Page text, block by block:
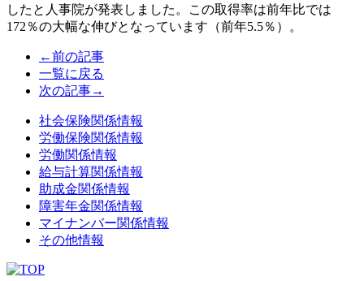
したと人事院が発表しました。この取得率は前年比では
172 ％の大幅な伸びとなっています（前年5.5％）。
←前の記事
一覧に戻る
次の記事→
社会保険関係情報
労働保険関係情報
労働関係情報
給与計算関係情報
助成金関係情報
障害年金関係情報
マイナンバー関係情報
その他情報